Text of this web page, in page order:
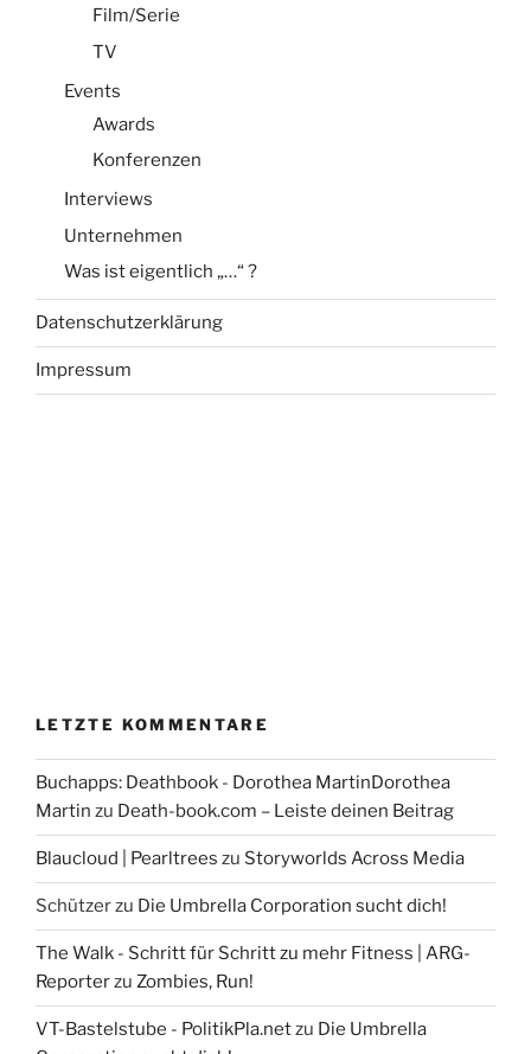
Film/Serie
TV
Events
Awards
Konferenzen
Interviews
Unternehmen
Was ist eigentlich „…“ ?
Datenschutzerklärung
Impressum
LETZTE KOMMENTARE
Buchapps: Deathbook - Dorothea MartinDorothea
Martin zu Death-book.com – Leiste deinen Beitrag
Blaucloud | Pearltrees zu Storyworlds Across Media
Schützerzu Die Umbrella Corporation sucht dich!
The Walk - Schritt für Schritt zu mehr Fitness | ARG-
Reporterzu Zombies, Run!
VT-Bastelstube - PolitikPla.netzu Die Umbrella